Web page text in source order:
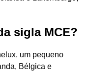
sigla MCE?
um pequeno
Bélgica e